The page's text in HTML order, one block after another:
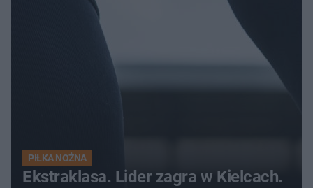
PIŁKA NOŻNA
Ekstraklasa. Lider zagra w Kielcach.